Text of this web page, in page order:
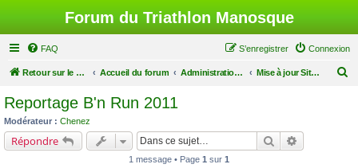
Forum du Triathlon Manosque
FAQ Connexion
S’enregistrer
Retour sur le site du Triathlon Accueil du forum Administration du Forum Mise à jour Site Web
Reportage B'n Run 2011
Modérateur : Chenez
Répondre Rechercher
1 message • Page 1 sur 1